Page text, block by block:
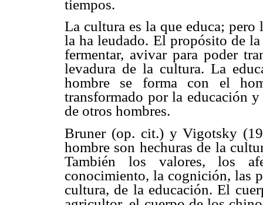
tiempos.
La cultura es la que educa;
la ha leudado. El propósito de la
fermentar, avivar para poder
levadura de la cultura. La
hombre se forma con el
transformado por la educación
de otros hombres.
Bruner (op. cit.) y Vigotsky
hombre son hechuras de la
También los valores, los
conocimiento, la cognición, las
cultura, de la educación. El